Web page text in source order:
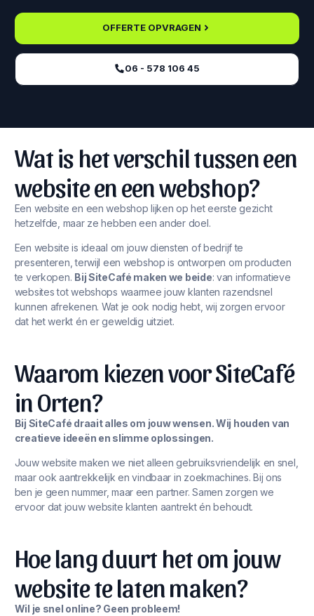
OFFERTE OPVRAGEN
06 - 578 106 45‬
Wat is het verschil tussen een
website en een webshop?
Een website en een webshop lijken op het eerste gezicht
hetzelfde, maar ze hebben een ander doel.
Een website is ideaal om jouw diensten of bedrijf te
presenteren, terwijl een webshop is ontworpen om producten
te verkopen. Bij SiteCafé maken we beide: van informatieve
websites tot webshops waarmee jouw klanten razendsnel
kunnen afrekenen. Wat je ook nodig hebt, wij zorgen ervoor
dat het werkt én er geweldig uitziet.
Waarom kiezen voor SiteCafé
in Orten?
Bij SiteCafé draait alles om jouw wensen. Wij houden van
creatieve ideeën en slimme oplossingen.
Jouw website maken we niet alleen gebruiksvriendelijk en snel,
maar ook aantrekkelijk en vindbaar in zoekmachines. Bij ons
ben je geen nummer, maar een partner. Samen zorgen we
ervoor dat jouw website klanten aantrekt én behoudt.
Hoe lang duurt het om jouw
website te laten maken?
Wil je snel online? Geen probleem!